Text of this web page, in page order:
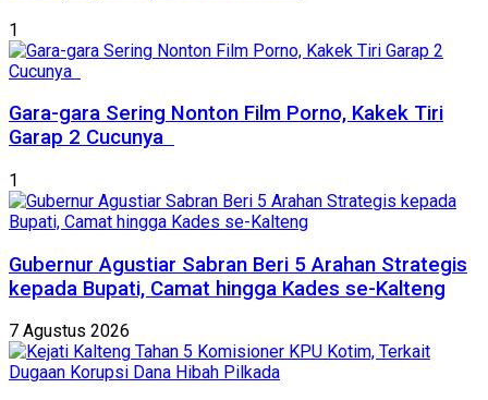
1
Gara-gara Sering Nonton Film Porno, Kakek Tiri
Garap 2 Cucunya
1
Gubernur Agustiar Sabran Beri 5 Arahan Strategis
kepada Bupati, Camat hingga Kades se-Kalteng
7 Agustus 2026